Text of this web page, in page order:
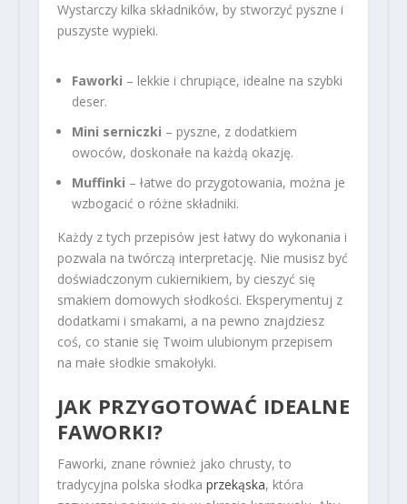
Wystarczy kilka składników, by stworzyć pyszne i
puszyste wypieki.
Faworki – lekkie i chrupiące, idealne na szybki
deser.
Mini serniczki – pyszne, z dodatkiem
owoców, doskonałe na każdą okazję.
Muffinki – łatwe do przygotowania, można je
wzbogacić o różne składniki.
Każdy z tych przepisów jest łatwy do wykonania i
pozwala na twórczą interpretację. Nie musisz być
doświadczonym cukiernikiem, by cieszyć się
smakiem domowych słodkości. Eksperymentuj z
dodatkami i smakami, a na pewno znajdziesz
coś, co stanie się Twoim ulubionym przepisem
na małe słodkie smakołyki.
JAK PRZYGOTOWAĆ IDEALNE
FAWORKI?
Faworki, znane również jako chrusty, to
tradycyjna polska słodka przekąska, która